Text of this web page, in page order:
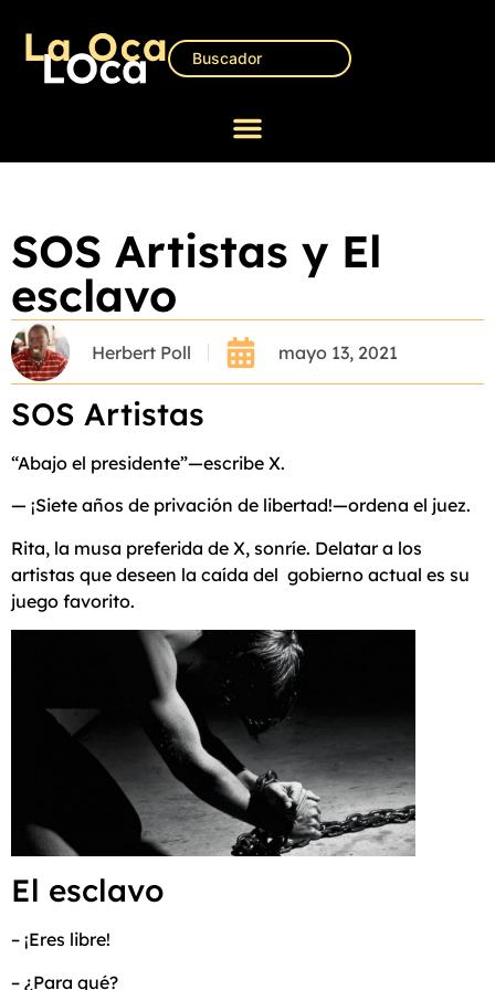
SOS Artistas y El
esclavo
Herbert Poll mayo 13, 2021
SOS Artistas
“Abajo el presidente”—escribe X.
— ¡Siete años de privación de libertad!—ordena el juez.
Rita, la musa preferida de X, sonríe. Delatar a los
artistas que deseen la caída del gobierno actual es su
juego favorito.
El esclavo
– ¡Eres libre!
– ¿Para qué?